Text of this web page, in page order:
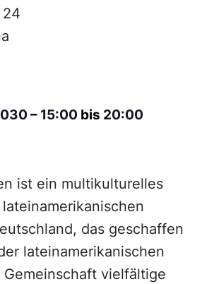
– 15:00 bis 20:00
ist ein multikulturelles
das geschaffen
lateinamerikanischen
vielfältige